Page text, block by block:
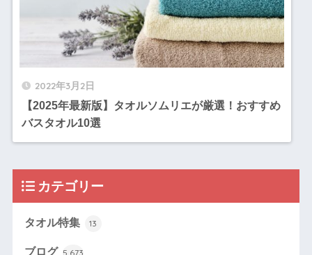
2022年3月2日
【2025年最新版】タオルソムリエが厳選！おすすめ
バスタオル10選
カテゴリー
タオル特集 13
ブログ 5,673